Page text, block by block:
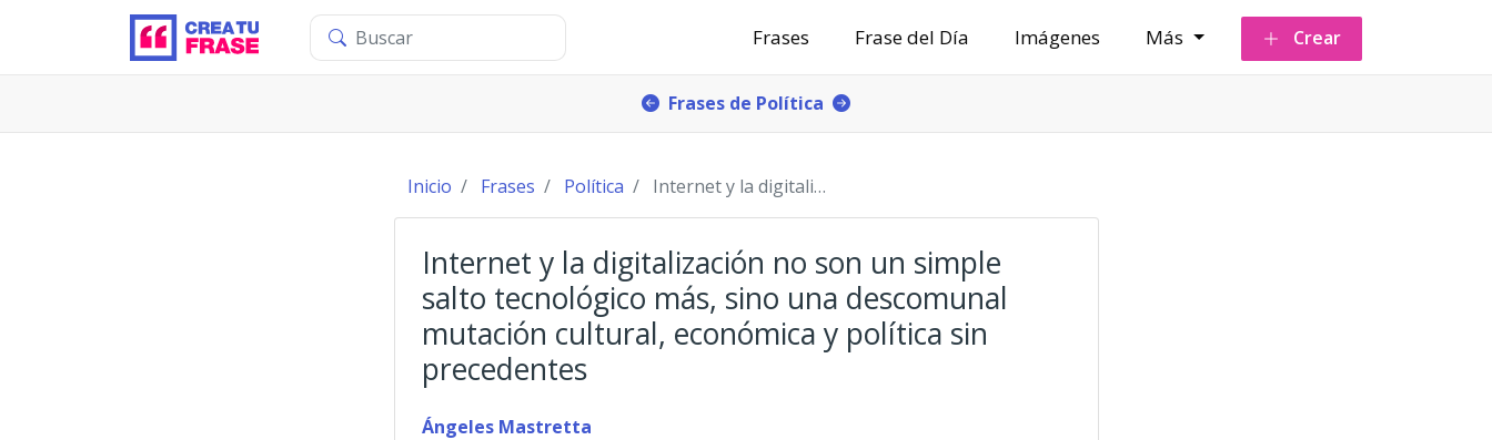
Frases Frase del Día Imágenes Más Crear
Frases de Política
Inicio Frases Política Internet y la digitalización no son un simple sal
Internet y la digitalización no son un simple
salto tecnológico más, sino una descomunal
mutación cultural, económica y política sin
precedentes
Ángeles Mastretta